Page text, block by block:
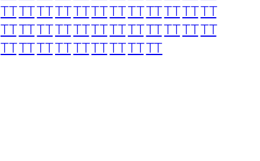
TTTTTTTTTTTTTTTTTTTTTTTT
TTTTTTTTTTTTTTTTTTTTTTTT
TTTTTTTTTTTTTTTTTT